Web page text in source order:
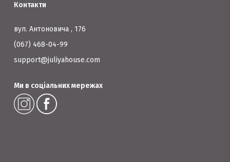
Контакти
вул. Антоновича , 176
(067) 468-04-99
support@juliyahouse.com
Ми в соціальних мережах